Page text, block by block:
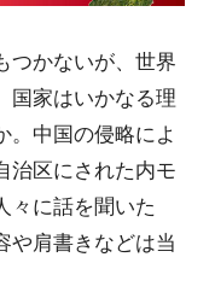
つかないが、世界
国家はいかなる理
。中国の侵略によ
治区にされた内モ
々に話を聞いた
や肩書きなどは当